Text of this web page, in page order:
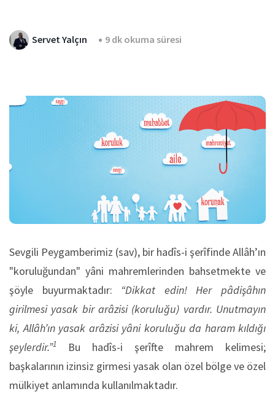
Servet Yalçın 9 dk okuma süresi
Sevgili Peygamberimiz (sav), bir hadîs-i şerîfinde Allâh’ın
"koruluğundan" yâni mahremlerinden bahsetmekte ve
şöyle buyurmaktadır: “Dikkat edin! Her pâdişâhın
girilmesi yasak bir arâzisi (koruluğu) vardır. Unutmayın
ki, Allâh’ın yasak arâzisi yâni koruluğu da haram kıldığı
şeylerdir.”1
Bu hadîs-i şerîfte mahrem kelimesi;
başkalarının izinsiz girmesi yasak olan özel bölge ve özel
mülkiyet anlamında kullanılmaktadır.